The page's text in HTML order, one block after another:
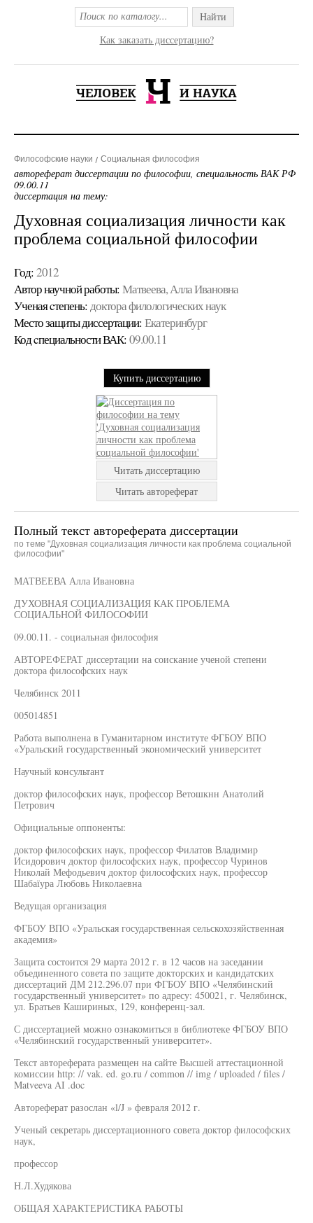
Найти
Как заказать диссертацию?
Философские науки Социальная философия
автореферат диссертации по философии, специальность ВАК РФ
09.00.11
диссертация на тему:
Духовная социализация личности как
проблема социальной философии
Год: 2012
Автор научной работы: Матвеева, Алла Ивановна
Ученая cтепень: доктора филологических наук
Место защиты диссертации: Екатеринбург
Код cпециальности ВАК: 09.00.11
Купить диссертацию
Читать диссертацию
Читать автореферат
Полный текст автореферата диссертации
по теме "Духовная социализация личности как проблема социальной
философии"
МАТВЕЕВА Алла Ивановна
ДУХОВНАЯ СОЦИАЛИЗАЦИЯ КАК ПРОБЛЕМА
СОЦИАЛЬНОЙ ФИЛОСОФИИ
09.00.11. - социальная философия
АВТОРЕФЕРАТ диссертации на соискание ученой степени
доктора философских наук
Челябинск 2011
005014851
Работа выполнена в Гуманитарном институте ФГБОУ ВПО
«Уральский государственный экономический университет
Научный консультант
доктор философских наук, профессор Ветошкнн Анатолий
Петрович
Официальные оппоненты:
доктор философских наук, профессор Филатов Владимир
Исидорович доктор философских наук, профессор Чуринов
Николай Мефодьевич доктор философских наук, профессор
Шабаїура Любовь Николаевна
Ведущая организация
ФГБОУ ВПО «Уральская государственная сельскохозяйственная
академия»
Защита состоится 29 марта 2012 г. в 12 часов на заседании
объединенного совета по защите докторских и кандидатских
диссертаций ДМ 212.296.07 при ФГБОУ ВПО «Челябинский
государственный университет» по адресу: 450021, г. Челябинск,
ул. Братьев Кашириных, 129, конференц-зал.
С диссертацией можно ознакомиться в библиотеке ФГБОУ ВПО
«Челябинский государственный университет».
Текст автореферата размещен на сайте Высшей аттестационной
комиссии http: // vak. ed. go.ru / common // img / uploaded / files /
Matveeva AI .doc
Автореферат разослан «l/J » февраля 2012 г.
Ученый секретарь диссертационного совета доктор философских
наук,
профессор
Н.Л.Худякова
ОБЩАЯ ХАРАКТЕРИСТИКА РАБОТЫ